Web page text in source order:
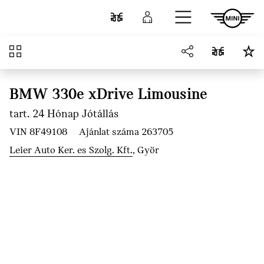
ÖsszehasonlításBejelentkezés
Áttekintés
BMW 330e xDrive Limousine
tart. 24 Hónap Jótállás
VIN 8F49108
Ajánlat száma 263705
Leier Auto Ker. es Szolg. Kft., Györ